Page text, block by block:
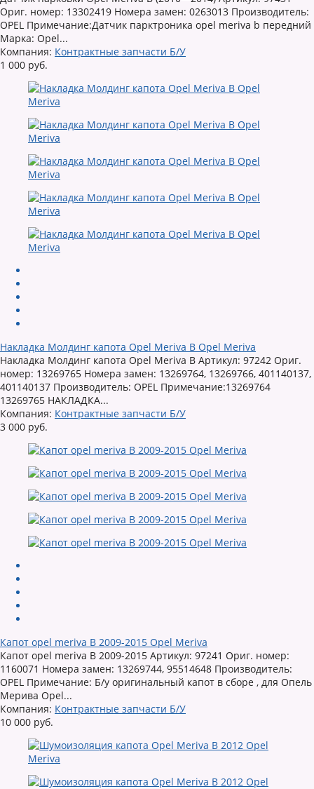
Ориг. номер: 13302419 Номера замен: 0263013 Производитель:
OPEL Примечание:Датчик парктроника opel meriva b передний
Марка: Opel...
Компания: Контрактные запчасти Б/У
1 000 руб.
Накладка Молдинг капота Opel Meriva B Opel Meriva
Накладка Молдинг капота Opel Meriva B Артикул: 97242 Ориг.
номер: 13269765 Номера замен: 13269764, 13269766, 401140137,
401140137 Производитель: OPEL Примечание:13269764
13269765 НАКЛАДКА...
Компания: Контрактные запчасти Б/У
3 000 руб.
Капот opel meriva B 2009-2015 Opel Meriva
Капот opel meriva B 2009-2015 Артикул: 97241 Ориг. номер:
1160071 Номера замен: 13269744, 95514648 Производитель:
OPEL Примечание: Б/у оригинальный капот в сборе , для Опель
Мерива Opel...
Компания: Контрактные запчасти Б/У
10 000 руб.